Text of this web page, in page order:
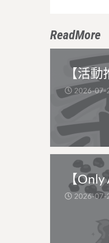
ReadMore
【活
2026-07-
【
2026-07-